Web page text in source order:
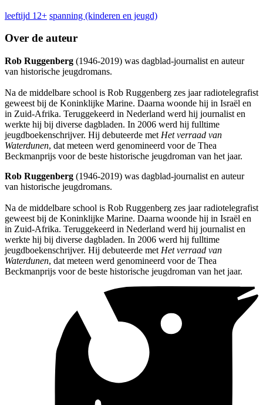
leeftijd 12+ spanning (kinderen en jeugd)
Over de auteur
Rob Ruggenberg (1946-2019) was dagblad-journalist en auteur
van historische jeugdromans.
Na de middelbare school is Rob Ruggenberg zes jaar radiotelegrafist
geweest bij de Koninklijke Marine. Daarna woonde hij in Israël en
in Zuid-Afrika. Teruggekeerd in Nederland werd hij journalist en
werkte hij bij diverse dagbladen. In 2006 werd hij fulltime
jeugdboekenschrijver. Hij debuteerde met Het verraad van
Waterdunen, dat meteen werd genomineerd voor de Thea
Beckmanprijs voor de beste historische jeugdroman van het jaar.
Rob Ruggenberg (1946-2019) was dagblad-journalist en auteur
van historische jeugdromans.
Na de middelbare school is Rob Ruggenberg zes jaar radiotelegrafist
geweest bij de Koninklijke Marine. Daarna woonde hij in Israël en
in Zuid-Afrika. Teruggekeerd in Nederland werd hij journalist en
werkte hij bij diverse dagbladen. In 2006 werd hij fulltime
jeugdboekenschrijver. Hij debuteerde met Het verraad van
Waterdunen, dat meteen werd genomineerd voor de Thea
Beckmanprijs voor de beste historische jeugdroman van het jaar.